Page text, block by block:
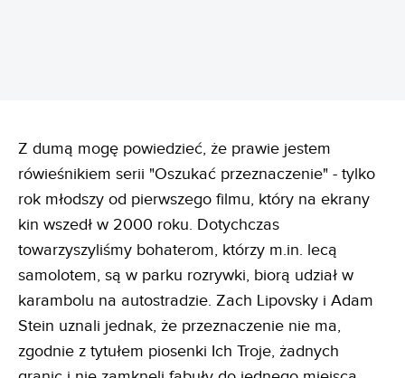
Z dumą mogę powiedzieć, że prawie jestem
rówieśnikiem serii "Oszukać przeznaczenie" - tylko
rok młodszy od pierwszego filmu, który na ekrany
kin wszedł w 2000 roku. Dotychczas
towarzyszyliśmy bohaterom, którzy m.in. lecą
samolotem, są w parku rozrywki, biorą udział w
karambolu na autostradzie. Zach Lipovsky i Adam
Stein uznali jednak, że przeznaczenie nie ma,
zgodnie z tytułem piosenki Ich Troje, żadnych